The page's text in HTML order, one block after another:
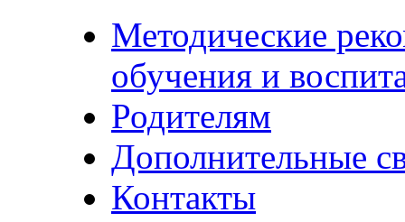
Методические
обучения и
Родителям
Дополнительные
Контакты